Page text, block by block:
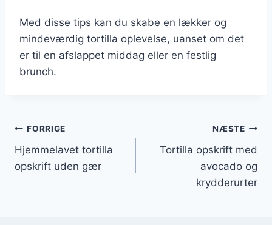
Med disse tips kan du skabe en lækker og
mindeværdig tortilla oplevelse, uanset om det
er til en afslappet middag eller en festlig
brunch.
Indlægsnavigation
FORRIGE
Hjemmelavet tortilla
opskrift uden gær
NÆSTE
Tortilla opskrift med
avocado og
krydderurter